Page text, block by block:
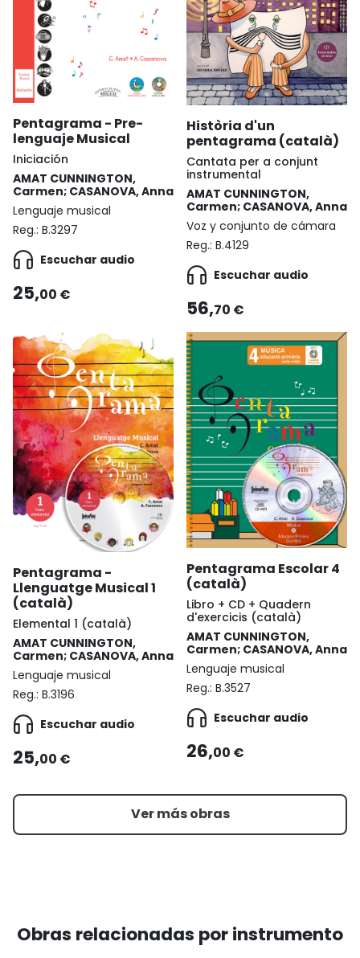
Pentagrama - Pre-
lenguaje Musical
Iniciación
AMAT CUNNINGTON,
Carmen; CASANOVA, Anna
Lenguaje musical
Reg.: B.3297
Escuchar audio
25,00 €
Història d'un
pentagrama (català)
Cantata per a conjunt
instrumental
AMAT CUNNINGTON,
Carmen; CASANOVA, Anna
Voz y conjunto de cámara
Reg.: B.4129
Escuchar audio
56,70 €
Pentagrama -
Llenguatge Musical 1
(català)
Elemental 1 (català)
AMAT CUNNINGTON,
Carmen; CASANOVA, Anna
Lenguaje musical
Reg.: B.3196
Escuchar audio
25,00 €
Pentagrama Escolar 4
(català)
Libro + CD + Quadern
d'exercicis (català)
AMAT CUNNINGTON,
Carmen; CASANOVA, Anna
Lenguaje musical
Reg.: B.3527
Escuchar audio
26,00 €
Ver más obras
Obras relacionadas por instrumento